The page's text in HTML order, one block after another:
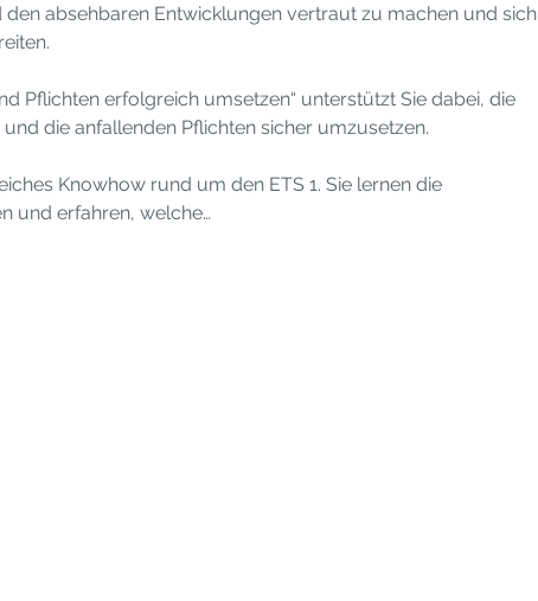
absehbaren Entwicklungen vertraut zu machen und sich
Pflichten erfolgreich umsetzen“ unterstützt Sie dabei, die
die anfallenden Pflichten sicher umzusetzen.
Knowhow rund um den ETS 1. Sie lernen die
und erfahren, welche…